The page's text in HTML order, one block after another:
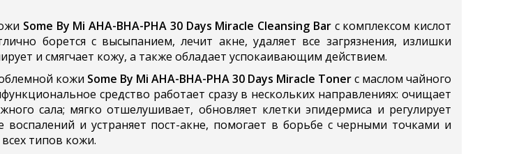
Some By Mi AHA-BHA-PHA 30 Days Miracle Cleansing Bar с комплексом кислот
борется с высыпанием, лечит акне, удаляет все загрязнения, излишки
и смягчает кожу, а также обладает успокаивающим действием.
кожи Some By Mi AHA-BHA-PHA 30 Days Miracle Tonerс маслом чайного
средство работает сразу в нескольких направлениях: очищает
сала; мягко отшелушивает, обновляет клетки эпидермиса и регулирует
воспалений и устраняет пост-акне, помогает в борьбе с черными точками и
типов кожи.